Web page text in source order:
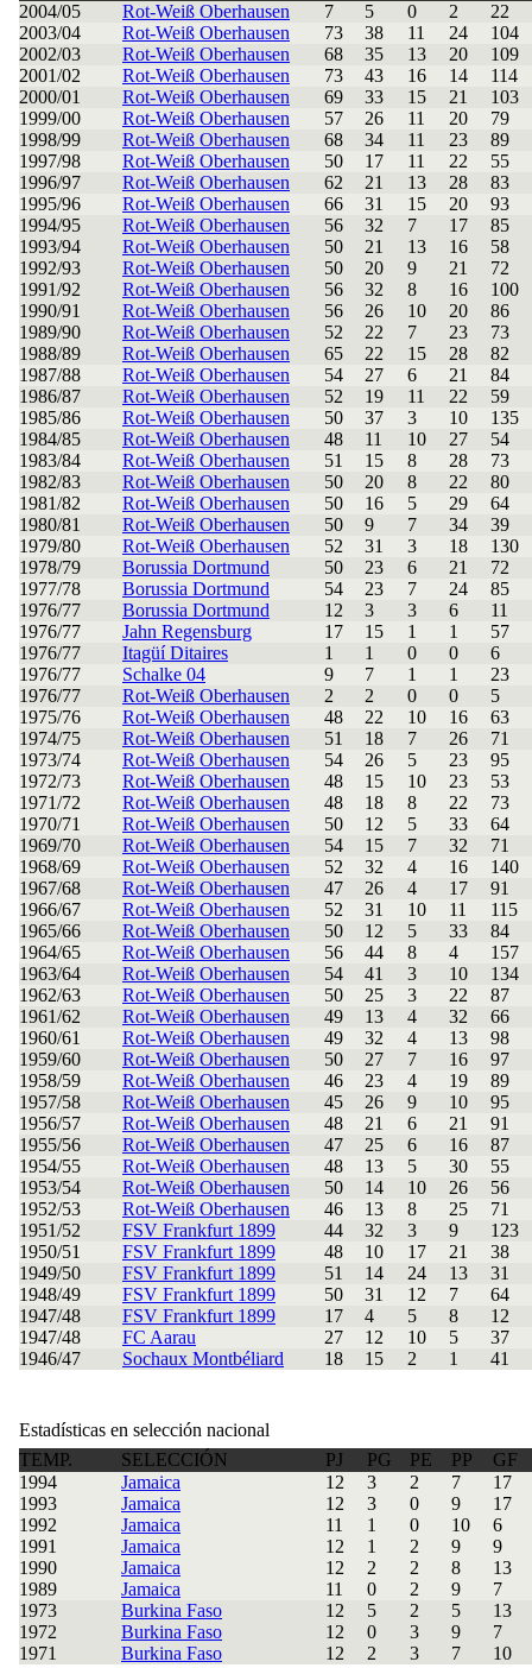
2004/05
Rot-Weiß Oberhausen 7 5 0 2
22
2003/04
Rot-Weiß Oberhausen 73 38 11 24
104
2002/03
Rot-Weiß Oberhausen 68 35 13 20
109
2001/02
Rot-Weiß Oberhausen 73 43 16 14
114
2000/01
Rot-Weiß Oberhausen 69 33 15 21
103
1999/00
Rot-Weiß Oberhausen 57 26 11 20
79
1998/99
Rot-Weiß Oberhausen 68 34 11 23
89
1997/98
Rot-Weiß Oberhausen 50 17 11 22
55
1996/97
Rot-Weiß Oberhausen 62 21 13 28
83
1995/96
Rot-Weiß Oberhausen 66 31 15 20
93
1994/95
Rot-Weiß Oberhausen 56 32 7 17
85
1993/94
Rot-Weiß Oberhausen 50 21 13 16
58
1992/93
Rot-Weiß Oberhausen 50 20 9 21
72
1991/92
Rot-Weiß Oberhausen 56 32 8 16
100
1990/91
Rot-Weiß Oberhausen 56 26 10 20
86
1989/90
Rot-Weiß Oberhausen 52 22 7 23
73
1988/89
Rot-Weiß Oberhausen 65 22 15 28
82
1987/88
Rot-Weiß Oberhausen 54 27 6 21
84
1986/87
Rot-Weiß Oberhausen 52 19 11 22
59
1985/86
Rot-Weiß Oberhausen 50 37 3 10
135
1984/85
Rot-Weiß Oberhausen 48 11 10 27
54
1983/84
Rot-Weiß Oberhausen 51 15 8 28
73
1982/83
Rot-Weiß Oberhausen 50 20 8 22
80
1981/82
Rot-Weiß Oberhausen 50 16 5 29
64
1980/81
Rot-Weiß Oberhausen 50 9 7 34
39
1979/80
Rot-Weiß Oberhausen 52 31 3 18
130
1978/79
Borussia Dortmund 50 23 6 21
72
1977/78
Borussia Dortmund 54 23 7 24
85
1976/77
Borussia Dortmund 12 3 3 6
11
1976/77
Jahn Regensburg 17 15 1 1
57
1976/77
Itagüí Ditaires 1 1 0 0
6
1976/77
Schalke 04 9 7 1 1
23
1976/77
Rot-Weiß Oberhausen 2 2 0 0
5
1975/76
Rot-Weiß Oberhausen 48 22 10 16
63
1974/75
Rot-Weiß Oberhausen 51 18 7 26
71
1973/74
Rot-Weiß Oberhausen 54 26 5 23
95
1972/73
Rot-Weiß Oberhausen 48 15 10 23
53
1971/72
Rot-Weiß Oberhausen 48 18 8 22
73
1970/71
Rot-Weiß Oberhausen 50 12 5 33
64
1969/70
Rot-Weiß Oberhausen 54 15 7 32
71
1968/69
Rot-Weiß Oberhausen 52 32 4 16
140
1967/68
Rot-Weiß Oberhausen 47 26 4 17
91
1966/67
Rot-Weiß Oberhausen 52 31 10 11
115
1965/66
Rot-Weiß Oberhausen 50 12 5 33
84
1964/65
Rot-Weiß Oberhausen 56 44 8 4
157
1963/64
Rot-Weiß Oberhausen 54 41 3 10
134
1962/63
Rot-Weiß Oberhausen 50 25 3 22
87
1961/62
Rot-Weiß Oberhausen 49 13 4 32
66
1960/61
Rot-Weiß Oberhausen 49 32 4 13
98
1959/60
Rot-Weiß Oberhausen 50 27 7 16
97
1958/59
Rot-Weiß Oberhausen 46 23 4 19
89
1957/58
Rot-Weiß Oberhausen 45 26 9 10
95
1956/57
Rot-Weiß Oberhausen 48 21 6 21
91
1955/56
Rot-Weiß Oberhausen 47 25 6 16
87
1954/55
Rot-Weiß Oberhausen 48 13 5 30
55
1953/54
Rot-Weiß Oberhausen 50 14 10 26
56
1952/53
Rot-Weiß Oberhausen 46 13 8 25
71
1951/52
FSV Frankfurt 1899 44 32 3 9
123
1950/51
FSV Frankfurt 1899 48 10 17 21
38
1949/50
FSV Frankfurt 1899 51 14 24 13
31
1948/49
FSV Frankfurt 1899 50 31 12 7
64
1947/48
FSV Frankfurt 1899 17 4 5 8
12
1947/48
FC Aarau 27 12 10 5
37
1946/47
Sochaux Montbéliard 18 15 2 1 41
Estadísticas en selección nacional
TEMP.
SELECCIÓN PJ PG PE PP
GF
1994
Jamaica 12 3 2 7
17
1993
Jamaica 12 3 0 9
17
1992
Jamaica 11 1 0 10
6
1991
Jamaica 12 1 2 9
9
1990
Jamaica 12 2 2 8
13
1989
Jamaica 11 0 2 9
7
1973
Burkina Faso 12 5 2 5
13
1972
Burkina Faso 12 0 3 9
7
1971
Burkina Faso 12 2 3 7 10